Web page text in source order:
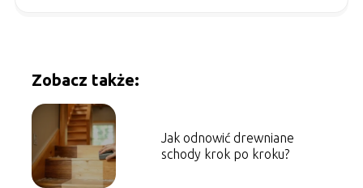
Zobacz także:
Jak odnowić drewniane
schody krok po kroku?